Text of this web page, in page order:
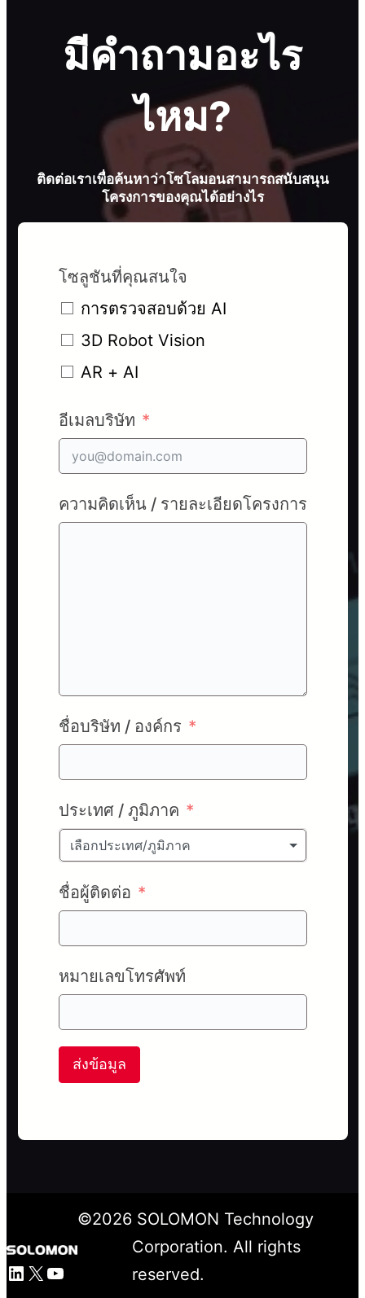
มีคำถามอะไร
ไหม?
ติดต่อเราเพื่อค้นหาว่าโซโลมอนสามารถสนับสนุน
โครงการของคุณได้อย่างไร
โซลูชันที่คุณสนใจ
การตรวจสอบด้วย AI
3D Robot Vision
AR + AI
อีเมลบริษัท
ความคิดเห็น / รายละเอียดโครงการ
ชื่อบริษัท / องค์กร
ประเทศ / ภูมิภาค
เลือกประเทศ/ภูมิภาค
ชื่อผู้ติดต่อ
หมายเลขโทรศัพท์
ส่งข้อมูล
LinkedIn
X YouTube
©2026SOLOMON Technology
Corporation. All rights
reserved.